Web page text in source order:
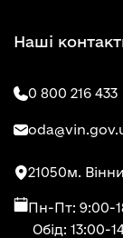
Наші
0 800 216 433
21050м.
Пн-Пт: 9:00-
Обід: 13:00-